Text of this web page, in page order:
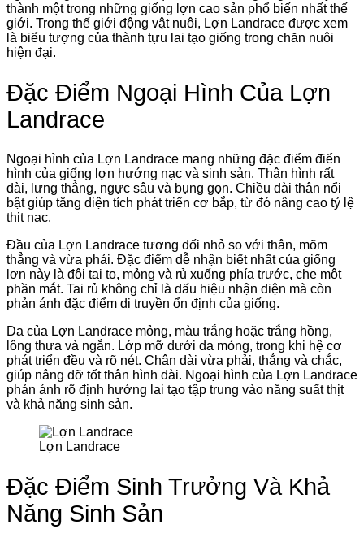
thành một trong những giống lợn cao sản phổ biến nhất thế
giới. Trong thế giới động vật nuôi, Lợn Landrace được xem
là biểu tượng của thành tựu lai tạo giống trong chăn nuôi
hiện đại.
Đặc Điểm Ngoại Hình Của Lợn
Landrace
Ngoại hình của Lợn Landrace mang những đặc điểm điển
hình của giống lợn hướng nạc và sinh sản. Thân hình rất
dài, lưng thẳng, ngực sâu và bụng gọn. Chiều dài thân nổi
bật giúp tăng diện tích phát triển cơ bắp, từ đó nâng cao tỷ lệ
thịt nạc.
Đầu của Lợn Landrace tương đối nhỏ so với thân, mõm
thẳng và vừa phải. Đặc điểm dễ nhận biết nhất của giống
lợn này là đôi tai to, mỏng và rủ xuống phía trước, che một
phần mắt. Tai rủ không chỉ là dấu hiệu nhận diện mà còn
phản ánh đặc điểm di truyền ổn định của giống.
Da của Lợn Landrace mỏng, màu trắng hoặc trắng hồng,
lông thưa và ngắn. Lớp mỡ dưới da mỏng, trong khi hệ cơ
phát triển đều và rõ nét. Chân dài vừa phải, thẳng và chắc,
giúp nâng đỡ tốt thân hình dài. Ngoại hình của Lợn Landrace
phản ánh rõ định hướng lai tạo tập trung vào năng suất thịt
và khả năng sinh sản.
Lợn Landrace
Đặc Điểm Sinh Trưởng Và Khả
Năng Sinh Sản